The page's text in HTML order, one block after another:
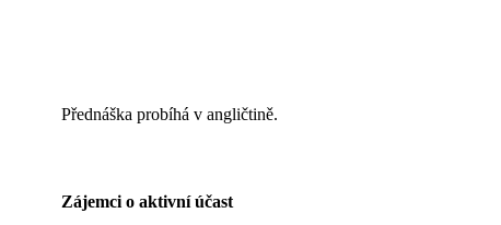
Přednáška probíhá v angličtině.
Zájemci o aktivní účast